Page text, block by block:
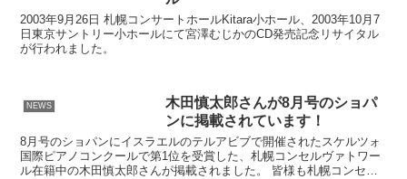
2003年9月26日 札幌コンサートホールKitara小ホール、2003年10月7
日東京サントリー小ホールにて宮澤むじかのCD発売記念リサイタル
が行われました。
NEWS
木田慎太郎さんが8月号のショパ
ンに掲載されています！
8月号のショパンにイスラエルのテルアビブで開催されたスケルツォ
国際ピアノコンクールで第1位を受賞した、札幌コンセルヴァトワー
ル在籍中の木田慎太郎さんが掲載されました。 皆様も札幌コンセル